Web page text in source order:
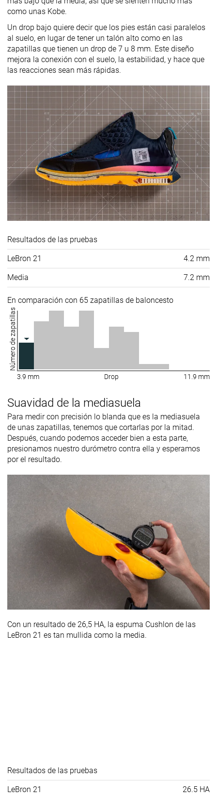
como unas Kobe.
Un drop bajo quiere decir que los pies están casi paralelos
al suelo, en lugar de tener un talón alto como en las
zapatillas que tienen un drop de 7 u 8 mm. Este diseño
mejora la conexión con el suelo, la estabilidad, y hace que
las reacciones sean más rápidas.
Resultados de las pruebas
LeBron 21 4.2 mm
Media 7.2 mm
En comparación con 65 zapatillas de baloncesto
Número de zapatillas
3.9 mm Drop 11.9 mm
Suavidad de la mediasuela
Para medir con precisión lo blanda que es la mediasuela
de unas zapatillas, tenemos que cortarlas por la mitad.
Después, cuando podemos acceder bien a esta parte,
presionamos nuestro durómetro contra ella y esperamos
por el resultado.
Con un resultado de 26,5 HA, la espuma Cushlon de las
LeBron 21 es tan mullida como la media.
Resultados de las pruebas
LeBron 21 26.5 HA